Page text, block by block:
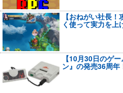
【おねがい社長
く使って実力を上
【10月30日のゲ
ン』の発売36周年